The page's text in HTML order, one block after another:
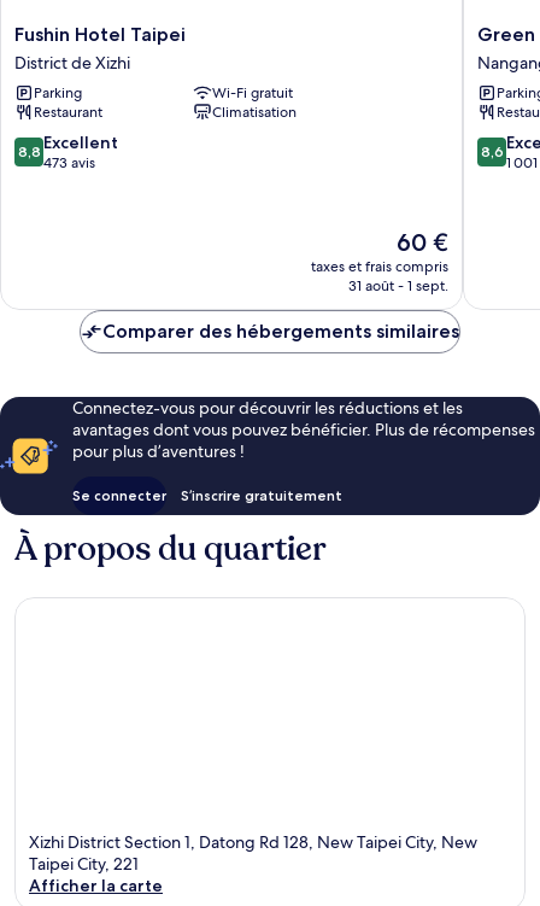
Fushin
Hotel
Taipei
District
de
Xizhi
Fushin Hotel Taipei
District de Xizhi
Parking
Wi-Fi gratuit
Restaurant
Climatisation
8.8
sur
8,8 Excellent
473 avis
Le
nouveau
prix
de
60 €
taxes et frais compris
31 août - 1 sept.
Green
World
Hotel
Green
8.6
sur
8,6
1
Comparer des hébergements similaires
Connectez-vous pour découvrir les réductions et les
avantages dont vous pouvez bénéficier. Plus de récompenses
pour plus d’aventures !
Se connecter S’inscrire gratuitement
À propos du quartier
Xizhi District Section 1, Datong Rd 128, New Taipei City, New
Taipei City, 221
Afficher la carte